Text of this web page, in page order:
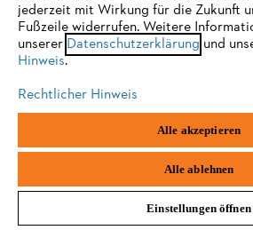
Sie nutzen einen Browser, den wir noch
eine optimale Nutzung unserer Seite
einem der folgenden Browser zu
Firefox
jederzeit mit Wirkung für die Zukunft
Fußzeile widerrufen. Weitere
unserer Datenschutzerklärung und
Hinweis.
Rechtlicher Hinweis
Alle akzeptieren
Alle ablehnen
Einstellungen öffnen